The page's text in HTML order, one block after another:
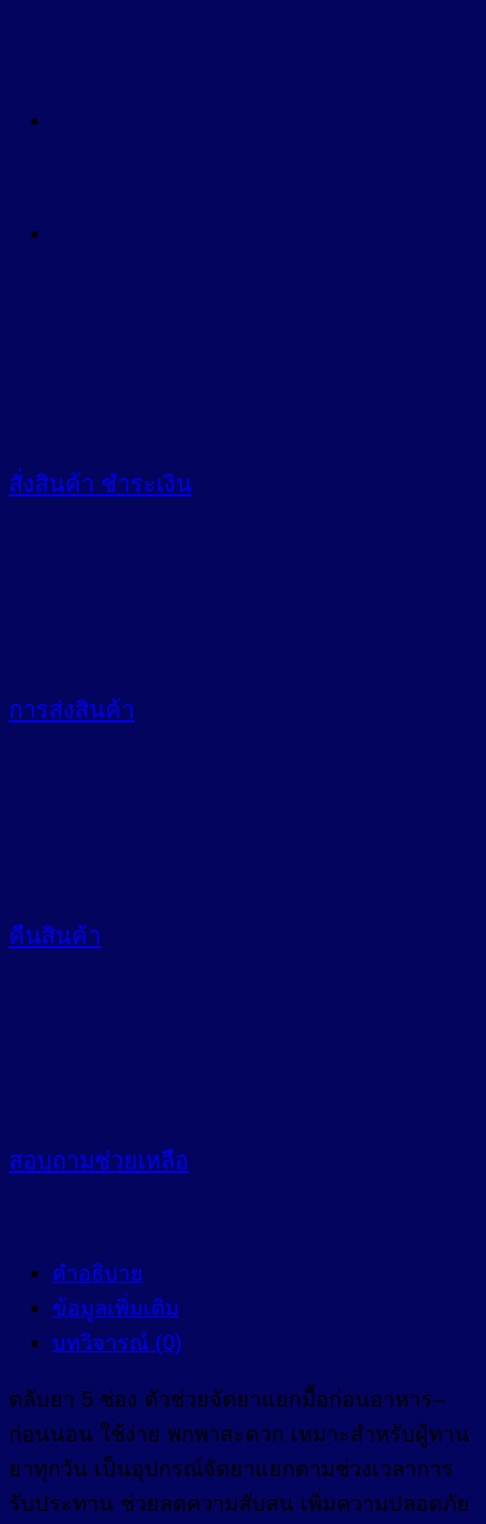
สั่งสินค้า ชำระเงิน
การส่งสินค้า
คืนสินค้า
สอบถามช่วยเหลือ
คำอธิบาย
ข้อมูลเพิ่มเติม
บทวิจารณ์ (0)
ตลับยา 5 ช่อง ตัวช่วยจัดยาแยกมื้อก่อนอาหาร–
ก่อนนอน ใช้ง่าย พกพาสะดวก เหมาะสำหรับผู้ทาน
ยาทุกวัน เป็นอุปกรณ์จัดยาแยกตามช่วงเวลาการ
รับประทาน ช่วยลดความสับสน เพิ่มความปลอดภัย